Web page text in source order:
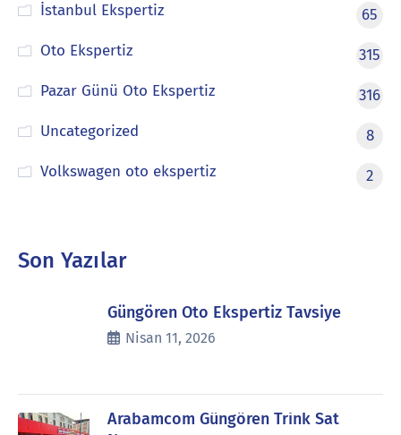
İstanbul Ekspertiz
65
Oto Ekspertiz
315
Pazar Günü Oto Ekspertiz
316
Uncategorized
8
Volkswagen oto ekspertiz
2
Son Yazılar
Güngören Oto Ekspertiz Tavsiye
Nisan 11, 2026
Arabamcom Güngören Trink Sat